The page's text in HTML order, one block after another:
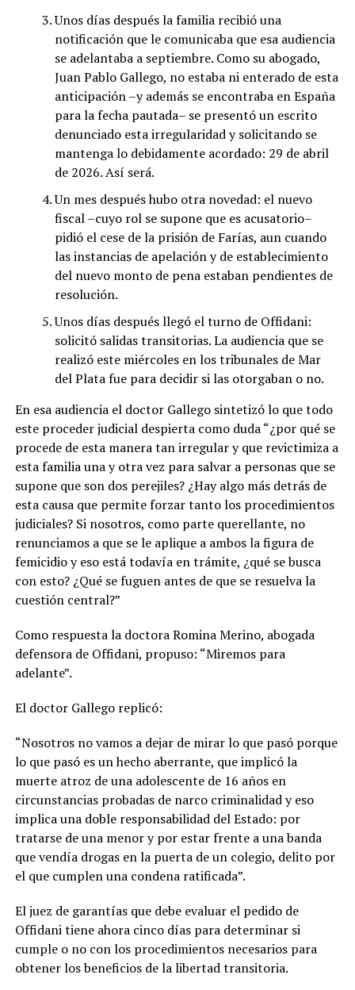
Unos días después la familia recibió una
notificación que le comunicaba que esa audiencia
se adelantaba a septiembre. Como su abogado,
Juan Pablo Gallego, no estaba ni enterado de esta
anticipación –y además se encontraba en España
para la fecha pautada– se presentó un escrito
denunciado esta irregularidad y solicitando se
mantenga lo debidamente acordado: 29 de abril
de 2026. Así será.
Un mes después hubo otra novedad: el nuevo
fiscal –cuyo rol se supone que es acusatorio–
pidió el cese de la prisión de Farías, aun cuando
las instancias de apelación y de establecimiento
del nuevo monto de pena estaban pendientes de
resolución.
Unos días después llegó el turno de Offidani:
solicitó salidas transitorias. La audiencia que se
realizó este miércoles en los tribunales de Mar
del Plata fue para decidir si las otorgaban o no.
En esa audiencia el doctor Gallego sintetizó lo que todo
este proceder judicial despierta como duda “¿por qué se
procede de esta manera tan irregular y que revictimiza a
esta familia una y otra vez para salvar a personas que se
supone que son dos perejiles? ¿Hay algo más detrás de
esta causa que permite forzar tanto los procedimientos
judiciales? Si nosotros, como parte querellante, no
renunciamos a que se le aplique a ambos la figura de
femicidio y eso está todavía en trámite, ¿qué se busca
con esto? ¿Qué se fuguen antes de que se resuelva la
cuestión central?”
Como respuesta la doctora Romina Merino, abogada
defensora de Offidani, propuso: “Miremos para
adelante”.
El doctor Gallego replicó:
“Nosotros no vamos a dejar de mirar lo que pasó porque
lo que pasó es un hecho aberrante, que implicó la
muerte atroz de una adolescente de 16 años en
circunstancias probadas de narco criminalidad y eso
implica una doble responsabilidad del Estado: por
tratarse de una menor y por estar frente a una banda
que vendía drogas en la puerta de un colegio, delito por
el que cumplen una condena ratificada”.
El juez de garantías que debe evaluar el pedido de
Offidani tiene ahora cinco días para determinar si
cumple o no con los procedimientos necesarios para
obtener los beneficios de la libertad transitoria.